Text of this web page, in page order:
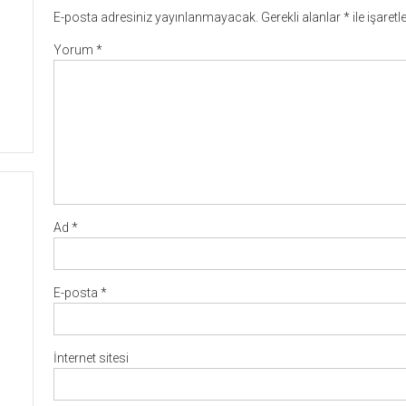
E-posta adresiniz yayınlanmayacak. Gerekli alanlar* ile
Yorum *
Ad *
E-posta *
İnternet sitesi